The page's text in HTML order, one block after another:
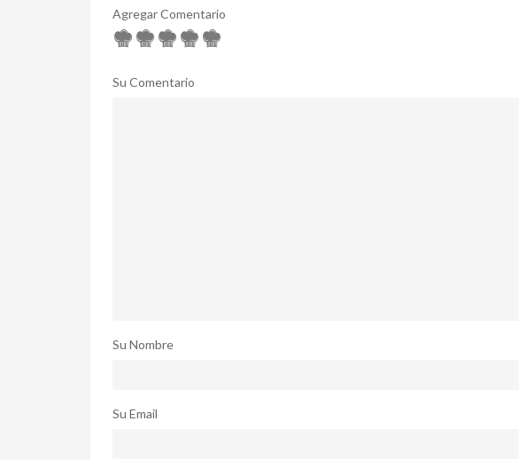
Agregar Comentario
Su Comentario
Su Nombre
Su Email